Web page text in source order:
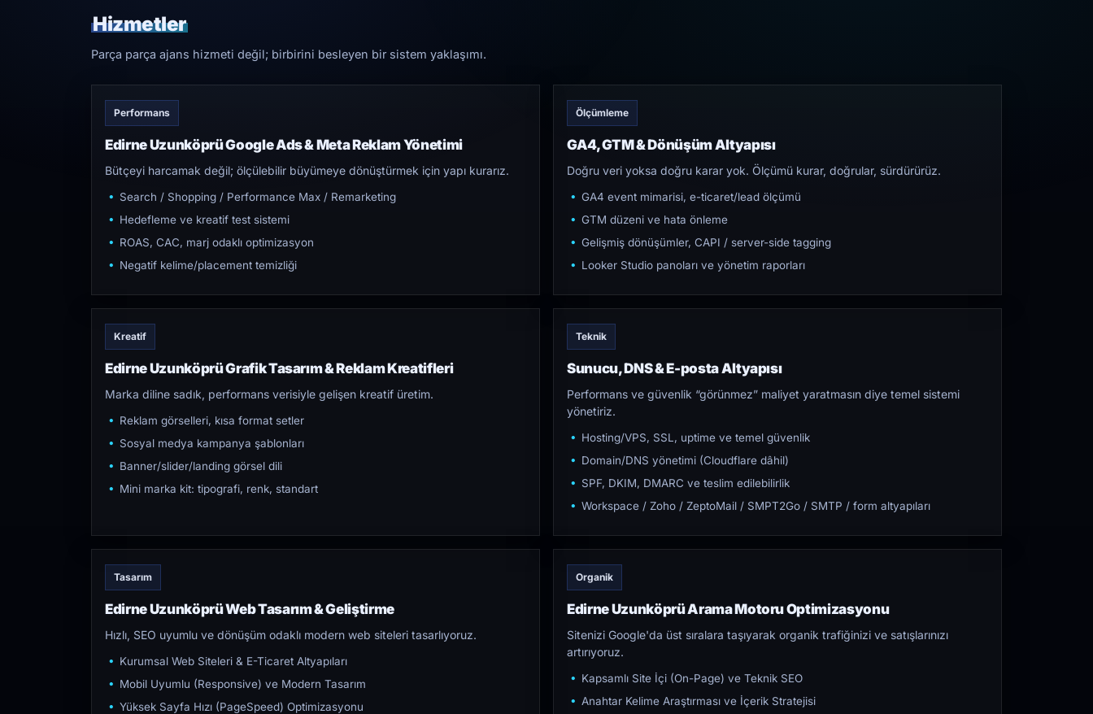
Hizmetler
Parça parça ajans hizmeti değil; birbirini besleyen bir sistem yaklaşımı.
Performans
Edirne Uzunköprü Google Ads & Meta Reklam Yönetimi
Bütçeyi harcamak değil; ölçülebilir büyümeye dönüştürmek için yapı kurarız.
Search / Shopping / Performance Max / Remarketing
Hedefleme ve kreatif test sistemi
ROAS, CAC, marj odaklı optimizasyon
Negatif kelime/placement temizliği
Ölçümleme
GA4, GTM & Dönüşüm Altyapısı
Doğru veri yoksa doğru karar yok. Ölçümü kurar, doğrular, sürdürürüz.
GA4 event mimarisi, e-ticaret/lead ölçümü
GTM düzeni ve hata önleme
Gelişmiş dönüşümler, CAPI / server-side tagging
Looker Studio panoları ve yönetim raporları
Kreatif
Edirne Uzunköprü Grafik Tasarım & Reklam Kreatifleri
Marka diline sadık, performans verisiyle gelişen kreatif üretim.
Reklam görselleri, kısa format setler
Sosyal medya kampanya şablonları
Banner/slider/landing görsel dili
Mini marka kit: tipografi, renk, standart
Teknik
Sunucu, DNS & E-posta Altyapısı
Performans ve güvenlik “görünmez” maliyet yaratmasın diye temel sistemi
yönetiriz.
Hosting/VPS, SSL, uptime ve temel güvenlik
Domain/DNS yönetimi (Cloudflare dâhil)
SPF, DKIM, DMARC ve teslim edilebilirlik
Workspace / Zoho / ZeptoMail / SMPT2Go / SMTP / form altyapıları
Tasarım
Edirne Uzunköprü Web Tasarım & Geliştirme
Hızlı, SEO uyumlu ve dönüşüm odaklı modern web siteleri tasarlıyoruz.
Kurumsal Web Siteleri & E-Ticaret Altyapıları
Mobil Uyumlu (Responsive) ve Modern Tasarım
Yüksek Sayfa Hızı (PageSpeed) Optimizasyonu
Organik
Edirne Uzunköprü Arama Motoru Optimizasyonu
Sitenizi Google'da üst sıralara taşıyarak organik trafiğinizi ve satışlarınızı
artırıyoruz.
Kapsamlı Site İçi (On-Page) ve Teknik SEO
Anahtar Kelime Araştırması ve İçerik Stratejisi